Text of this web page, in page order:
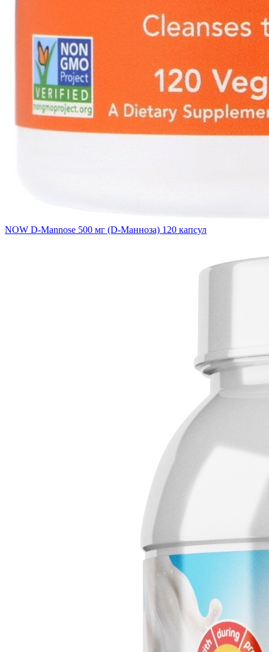
NOW D-Mannose 500 мг (D-Манноза) 120 капсул